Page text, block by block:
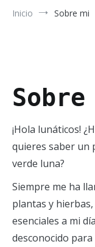
Inicio Sobre mi
¡Hola lunáticos!
quieres saber un
verde luna?
Siempre me ha
plantas y
esenciales a mi
desconocido para